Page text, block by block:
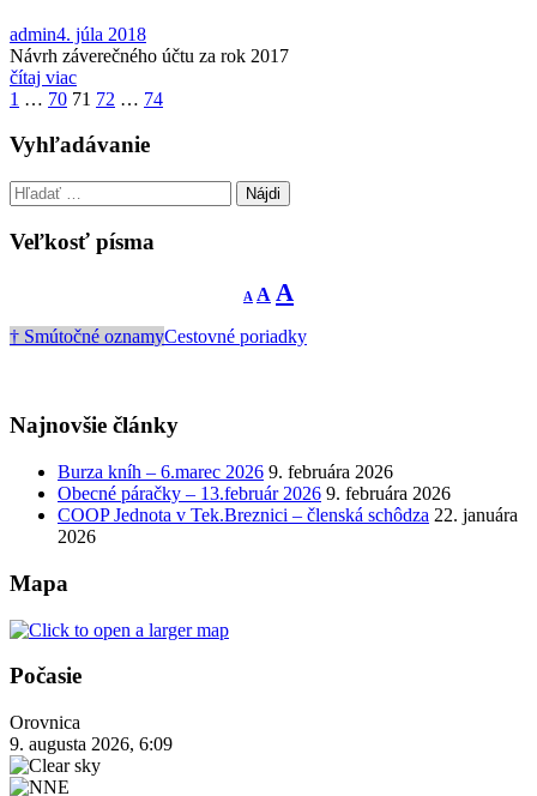
admin4. júla 2018
Návrh záverečného účtu za rok 2017
čítaj viac
Stránkovanie
príspevkov
1 … 70 71 72 … 74
Vyhľadávanie
Hľadať:
Veľkosť písma
A
Decrease
font
A Reset
font
size.
A
size.
† Smútočné oznamyCestovné poriadky
Najnovšie články
Burza kníh – 6.marec 2026 9. februára 2026
Obecné páračky – 13.február 2026 9. februára 2026
COOP Jednota v Tek.Breznici – členská schôdza 22. januára
2026
Mapa
Počasie
Orovnica
9. augusta 2026, 6:09